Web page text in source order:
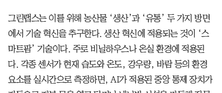
그린랩스는 이를 위해 농산물 ‘생산’과 ‘유통’ 두 가지 방면
에서 기술 혁신을 추구한다. 생산 혁신에 적용되는 것이 ‘스
마트팜’ 기술이다. 주로 비닐하우스나 온실 환경에 적용된
다. 각종 센서가 현재 습도와 온도, 강우량, 바람 등의 환경
요소를 실시간으로 측정하면, AI가 적용된 중앙 통제 장치가